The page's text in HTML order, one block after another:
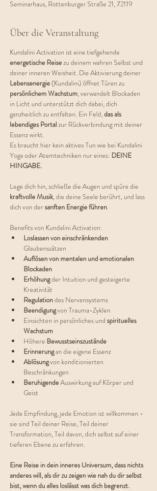
Seminarhaus, Rottenburger Straße 21, 72119
Über die Veranstaltung
Kundalini Activation ist eine tiefgehende
energetische Reise zu deinem wahren Selbst und
deiner inneren Weisheit. Die Aktivierung deiner
Lebensenergie (Kundalini) öffnet Türen zu
persönlichem Wachstum, verwandelt Blockaden
in Licht und unterstützt dich dabei, dich
ganzheitlich zu entfalten. Ein Feld, das als
lebendiges Portal zur Rückverbindung mit deiner
Essenz wirkt.
Es braucht hier kein aktives Tun wie bei Kundalini
Yoga oder Atemtechniken nur eines: DEINE
HINGABE.
Lege dich hin, schließe die Augen und spüre die
kraftvolle Musik, die deine Seele berührt, und lass
dich von der sanften Energie führen.
Benefits von Kundalini Activation:
Loslassen von einschränkenden
Glaubenssätzen
Auflösen von mentalen und emotionalen
Blockaden
Erhöhung der Intuition und gesteigerte
Kreativität
Regulation des Nervensystems
Beendigung von Trauma-Zyklen
Einsichten in persönliches und spirituelles
Wachstum
Höhere Bewusstseinszustände
Erinnerung an die eigene Essenz
Ablösung von konditionierten
Beschränkungen
Beruhigende Auswirkung auf Körper und
Geist
Jede Empfindung, jede Emotion ist willkommen -
sie sind Teil deiner Reise, Teil deiner
Transformation, Teil davon, dich selbst auf einer
tieferen Ebene zu erfahren.
Eine Reise in dein inneres Universum, dass nichts
anderes will, als dir zu zeigen wie nah du dir selbst
bist, wenn du alles loslässt was dich begrenzt.